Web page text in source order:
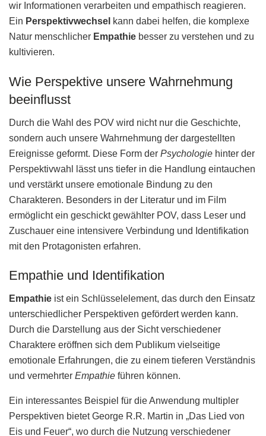
wir Informationen verarbeiten und empathisch reagieren.
Ein Perspektivwechsel kann dabei helfen, die komplexe
Natur menschlicher Empathie besser zu verstehen und zu
kultivieren.
Wie Perspektive unsere Wahrnehmung
beeinflusst
Durch die Wahl des POV wird nicht nur die Geschichte,
sondern auch unsere Wahrnehmung der dargestellten
Ereignisse geformt. Diese Form der Psychologie hinter der
Perspektivwahl lässt uns tiefer in die Handlung eintauchen
und verstärkt unsere emotionale Bindung zu den
Charakteren. Besonders in der Literatur und im Film
ermöglicht ein geschickt gewählter POV, dass Leser und
Zuschauer eine intensivere Verbindung und Identifikation
mit den Protagonisten erfahren.
Empathie und Identifikation
Empathie ist ein Schlüsselelement, das durch den Einsatz
unterschiedlicher Perspektiven gefördert werden kann.
Durch die Darstellung aus der Sicht verschiedener
Charaktere eröffnen sich dem Publikum vielseitige
emotionale Erfahrungen, die zu einem tieferen Verständnis
und vermehrter Empathie führen können.
Ein interessantes Beispiel für die Anwendung multipler
Perspektiven bietet George R.R. Martin in „Das Lied von
Eis und Feuer“, wo durch die Nutzung verschiedener